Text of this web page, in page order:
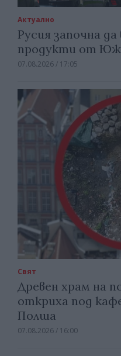
Актуално
Русия започна
продукти от
07.08.2026 / 17:05
Свят
Древен храм на
откриха под
Полша
07.08.2026 / 16:00